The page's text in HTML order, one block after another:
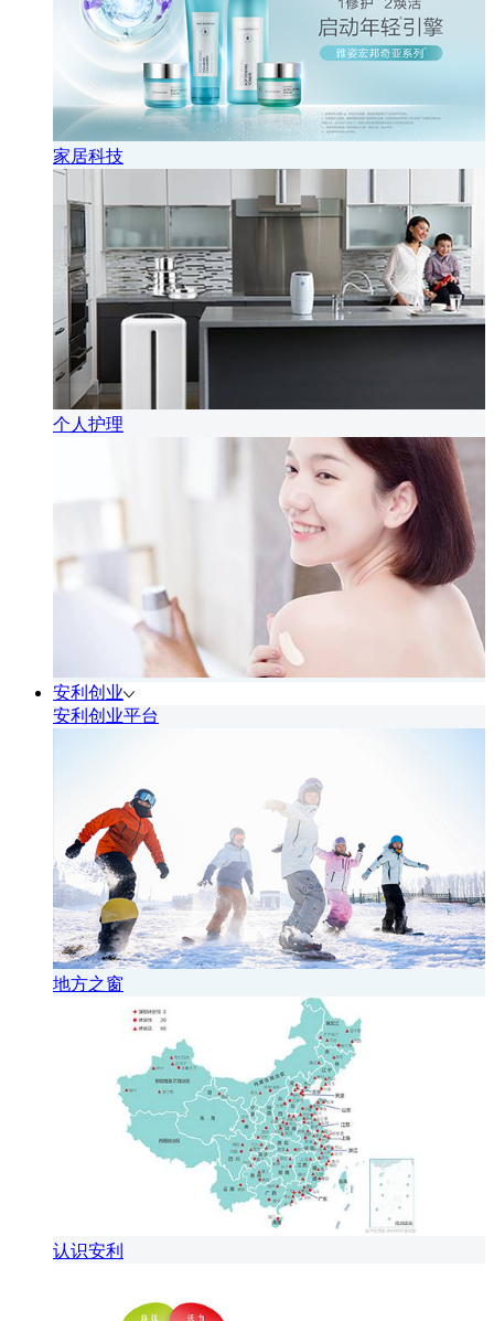
家居科技
个人护理
安利创业
安利创业平台
地方之窗
认识安利